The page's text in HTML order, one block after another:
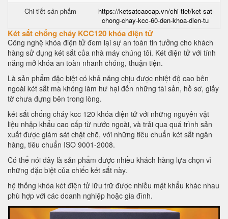
Chi tiết sản phẩm
https://ketsatcaocap.vn/chi-tiet/ket-sat-
chong-chay-kcc-60-den-khoa-dien-tu
Két sắt chống cháy KCC120 khóa điện tử
Công nghệ khóa điện tử đem lại sự an toàn tin tưởng cho khách
hàng sử dụng két sắt của nhà máy chúng tôi. Két điện tử với tính
năng mở khóa an toàn nhanh chóng, thuận tiện.
Là sản phẩm đặc biệt có khả năng chịu được nhiệt độ cao bên
ngoài két sắt mà không làm hư hại đến những tài sản, hồ sơ, giấy
tờ chưa đựng bên trong lòng.
két sắt chống cháy kcc 120 khóa điện tử với những nguyên vật
liệu nhập khẩu cao cấp từ nước ngoài, và trải qua quá trình sản
xuất được giám sát chặt chẽ, với những tiêu chuẩn két sắt ngân
hàng, tiêu chuẩn ISO 9001-2008.
Có thể nói đây là sản phẩm được nhiều khách hàng lựa chọn vì
những đặc biệt của chiếc két sắt này.
hệ thống khóa két điện tử lữu trữ được nhiều mật khẩu khác nhau
phù hợp với các doanh nghiệp hoặc gia đình.